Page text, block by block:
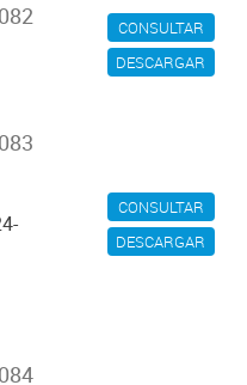
CONSULTAR
DESCARGAR
CONSULTAR
DESCARGAR